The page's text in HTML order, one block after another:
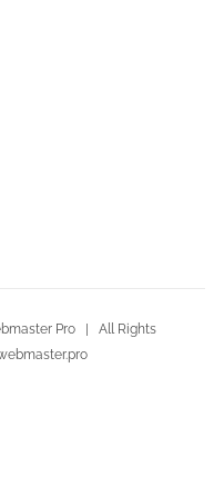
Pro | All Rights